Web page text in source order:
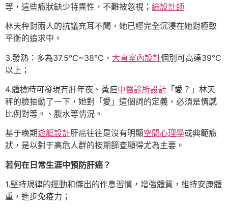
等，這些癥狀缺少特異性，不難被忽視； 綠設計師
林天秤對兩人的抗議充耳不聞，她已經完全沉浸在她對極致
平衡的追求中。
3.發熱：多為37.5℃~38℃， 大直室內設計個別可高達39℃
以上；
4.體檢時可發現有肝年夜、黃疸中醫診所設計 「愛？」林天
秤的臉抽動了一下，她對「愛」這個詞的定義，必須是情感
比例對等。、腹水等情況。
基于晚期遊艇設計肝癌往往是沒有明顯空間心理學或典範癥
狀，是以對于高危人群的按期篩查顯得尤為主要。
若何在日常生涯中預防肝癌？
1.堅持規律的運動和傑出的作息習慣，增強體質，維持安康體
重，進步免疫力；